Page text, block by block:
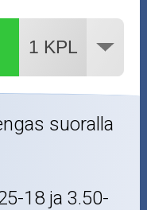
suoralla
18 ja 3.50-